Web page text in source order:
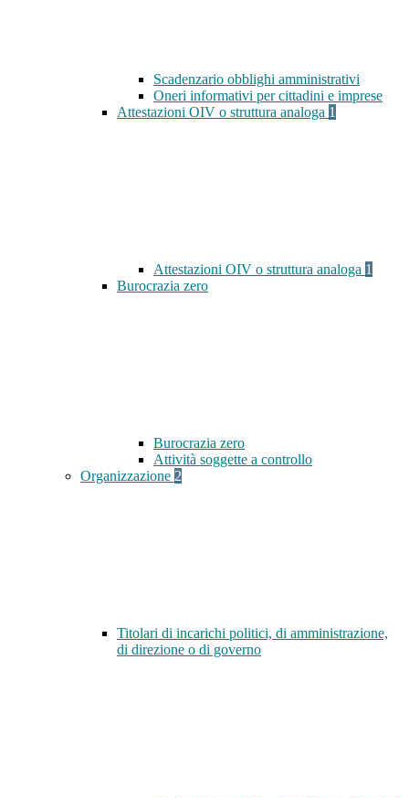
Scadenzario obblighi amministrativi
Oneri informativi per cittadini e imprese
Attestazioni OIV o struttura analoga 1
Attestazioni OIV o struttura analoga 1
Burocrazia zero
Burocrazia zero
Attività soggette a controllo
Organizzazione 2
Titolari di incarichi politici, di amministrazione,
di direzione o di governo